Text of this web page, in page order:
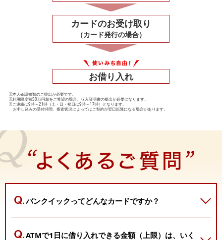
カードのお受け取り
（カード発行の場合）
お借り入れ
※本人確認書類のご提出が必要です。
※利用限度額50万円超をご希望の場合、収入証明書の提出が必要になります。
※ご連絡は9時～21時（土・日・祝日は9時～17時）となります。
お申し込みの受付時間、審査状況によってはご契約が翌日以降になる場合があります。
バンクイックってどんなカードですか？
ATMで1日に借り入れできる金額（上限）は、 いく